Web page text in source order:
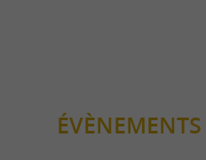
ÉVÈNEMENTS